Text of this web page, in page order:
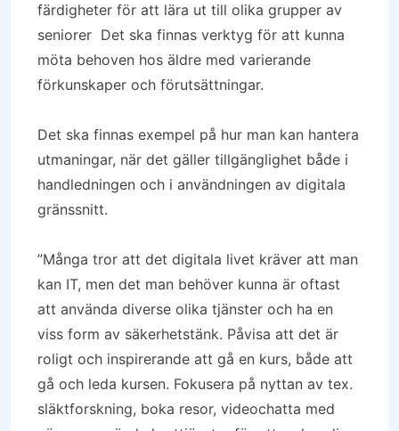
färdigheter för att lära ut till olika grupper av
seniorer Det ska finnas verktyg för att kunna
möta behoven hos äldre med varierande
förkunskaper och förutsättningar.
Det ska finnas exempel på hur man kan hantera
utmaningar, när det gäller tillgänglighet både i
handledningen och i användningen av digitala
gränssnitt.
”Många tror att det digitala livet kräver att man
kan IT, men det man behöver kunna är oftast
att använda diverse olika tjänster och ha en
viss form av säkerhetstänk. Påvisa att det är
roligt och inspirerande att gå en kurs, både att
gå och leda kursen. Fokusera på nyttan av tex.
släktforskning, boka resor, videochatta med